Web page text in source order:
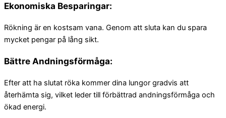
Ekonomiska Besparingar:
Rökning är en kostsam vana. Genom att sluta kan du spara
mycket pengar på lång sikt.
Bättre Andningsförmåga:
Efter att ha slutat röka kommer dina lungor gradvis att
återhämta sig, vilket leder till förbättrad andningsförmåga och
ökad energi.